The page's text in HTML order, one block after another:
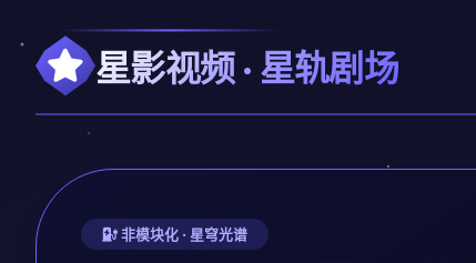
星影视频 · 星轨剧场
非模块化 · 星穹光谱